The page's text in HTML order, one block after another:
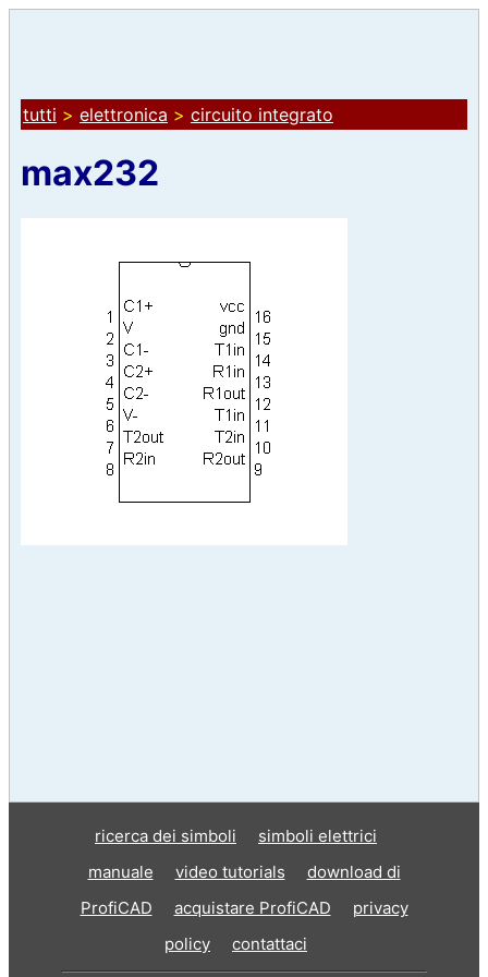
tutti > elettronica > circuito integrato
max232
ricerca dei simboli
simboli elettrici
manuale
video tutorials
download di
ProfiCAD
acquistare ProfiCAD
privacy
policy
contattaci